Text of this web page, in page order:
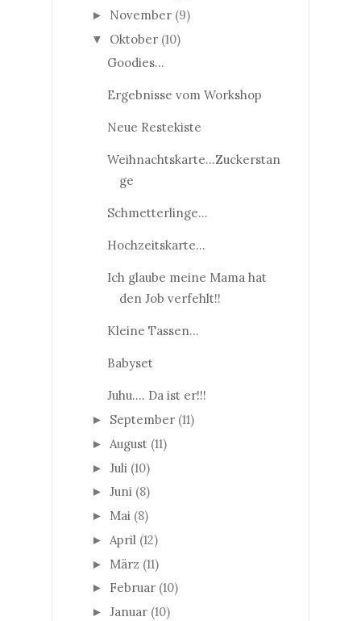
► November (9)
▼ Oktober (10)
Goodies...
Ergebnisse vom Workshop
Neue Restekiste
Weihnachtskarte...Zuckerstan
ge
Schmetterlinge...
Hochzeitskarte...
Ich glaube meine Mama hat
den Job verfehlt!!
Kleine Tassen...
Babyset
Juhu.... Da ist er!!!
► September (11)
► August (11)
► Juli (10)
► Juni (8)
► Mai (8)
► April (12)
► März (11)
► Februar (10)
► Januar (10)